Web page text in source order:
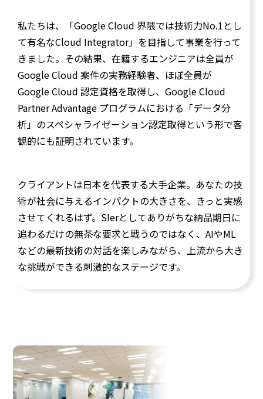
私たちは、「Google Cloud 界隈では技術力No.1とし
て有名なCloud Integrator」を目指して事業を行って
きました。その結果、在籍するエンジニアは全員が
Google Cloud 案件の実務経験者、ほぼ全員が
Google Cloud 認定資格を取得し、Google Cloud
Partner Advantage プログラムにおける「データ分
析」のスペシャライゼーション認定取得という形で客
観的にも証明されています。
クライアントは日本を代表する大手企業。あなたの技
術が社会に与えるインパクトの大きさを、きっと実感
させてくれるはず。SIerとしてありがちな納品期日に
追わるだけの無茶な要求と戦うのではなく、AIやML
などの最新技術の対話を楽しみながら、上流から大き
な挑戦ができる刺激的なステージです。